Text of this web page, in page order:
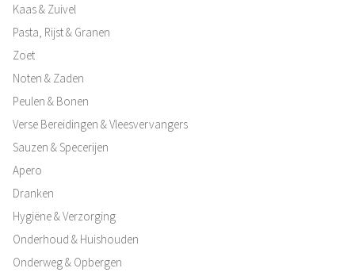
Kaas & Zuivel
Pasta, Rijst & Granen
Zoet
Noten & Zaden
Peulen & Bonen
Verse Bereidingen & Vleesvervangers
Sauzen & Specerijen
Apero
Dranken
Hygiëne & Verzorging
Onderhoud & Huishouden
Onderweg & Opbergen